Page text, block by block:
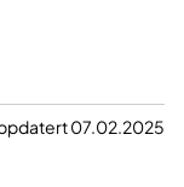
07.02.2025